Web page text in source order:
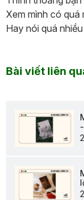
Xem mình có quá
Hay nói quá
Bài viết liên